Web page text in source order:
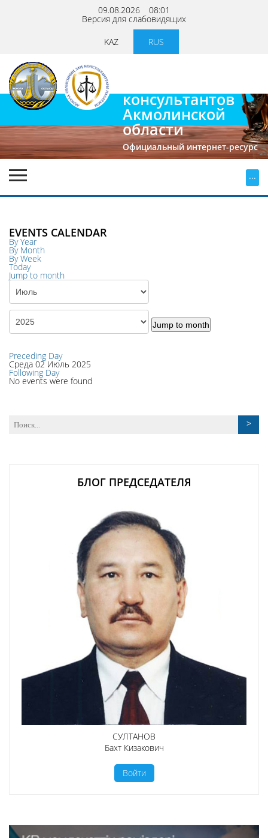
09.08.2026 08:01
Версия для слабовидящих
KAZ
RUS
консультантов
Акмолинской
области
Официальный интернет-ресурс
...
EVENTS CALENDAR
By Year
By Month
By Week
Today
Jump to month
Jump to month
Preceding Day
Среда 02 Июль 2025
Following Day
No events were found
БЛОГ ПРЕДСЕДАТЕЛЯ
СУЛТАНОВ
Бахт Кизакович
Войти